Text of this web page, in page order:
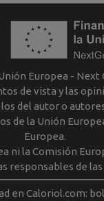
Europea - Next
de vista y las
del autor o
de la Unión
Europea.
ni la Comisión
responsables de
en Caloriol.com: